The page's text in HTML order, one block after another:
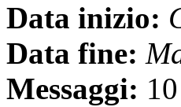
Data inizio:
Data fine:
Messaggi: 10